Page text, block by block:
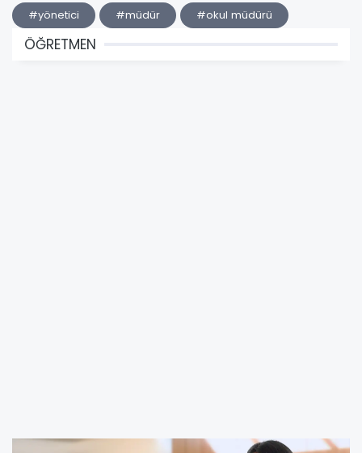
#yönetici #müdür #okul müdürü
ÖĞRETMEN